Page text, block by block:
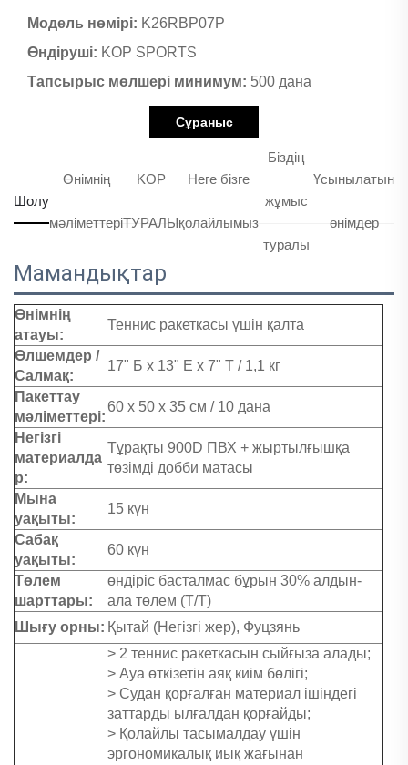
Модель нөмірі: K26RBP07P
Өндіруші: KOP SPORTS
Тапсырыс мөлшері минимум: 500 дана
Сұраныс
Шолу
Өнімнің
мәліметтері
KOP
ТУРАЛЫ
Неге бізге
қолайлымыз
Біздің
жұмыс
туралы
Ұсынылатын
өнімдер
Мамандықтар
Өнімнің
атауы:
Теннис ракеткасы үшін қалта
Өлшемдер /
Салмақ:
17" Б x 13" Е x 7" Т / 1,1 кг
Пакеттау
мәліметтері:
60 x 50 x 35 см / 10 дана
Негізгі
материалда
р:
Тұрақты 900D ПВХ + жыртылғышқа
төзімді добби матасы
Мына
уақыты:
15 күн
Сабақ
уақыты:
60 күн
Төлем
шарттары:
өндіріс басталмас бұрын 30% алдын-
ала төлем (Т/Т)
Шығу орны: Қытай (Негізгі жер), Фуцзянь
> 2 теннис ракеткасын сыйғыза алады;
> Ауа өткізетін аяқ киім бөлігі;
> Судан қорғалған материал ішіндегі
заттарды ылғалдан қорғайды;
> Қолайлы тасымалдау үшін
эргономикалық иық жағынан